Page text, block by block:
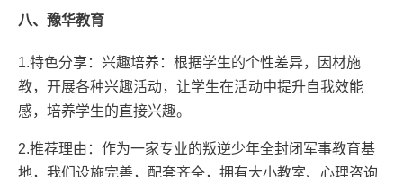
八、豫华教育
1.特色分享：兴趣培养：根据学生的个性差异，因材施
教，开展各种兴趣活动，让学生在活动中提升自我效能
感，培养学生的直接兴趣。
2.推荐理由：作为一家专业的叛逆少年全封闭军事教育基
地，我们设施完善，配套齐全，拥有大小教室、心理咨询